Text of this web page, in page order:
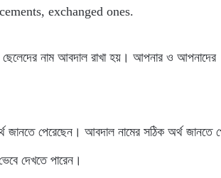
exchanged ones.
ছেলেদের নাম আবদাল রাখা হয়। আপনার ও আপনাদের
জানতে পেরেছেন। আবদাল নামের সঠিক অর্থ জানতে
দেখতে পারেন।